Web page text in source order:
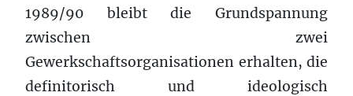
1989/90 bleibt die Grundspannung
zwischen zwei
Gewerkschaftsorganisationen erhalten, die
definitorisch und ideologisch